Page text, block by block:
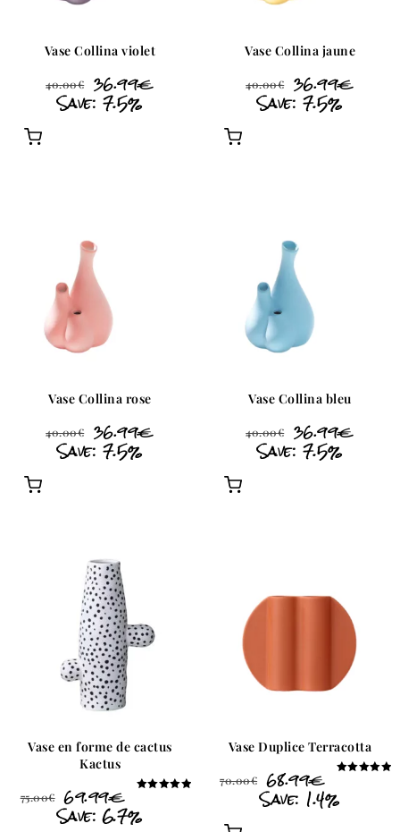
Vase Collina violet
40.00€ 36.99€
Save: 7.5%
Vase Collina jaune
40.00€ 36.99€
Save: 7.5%
Vase Collina rose
40.00€ 36.99€
Save: 7.5%
Vase Collina bleu
40.00€ 36.99€
Save: 7.5%
Vase en forme de cactus
Kactus
sur 5
75.00€ 69.99€
Save: 6.7%
Vase Duplice Terracotta
sur 5
70.00€ 68.99€
Save: 1.4%